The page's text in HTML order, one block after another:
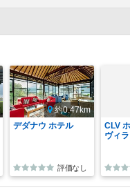
約0.47km
デダナウ ホテル
評価なし
CLV
ヴィラ